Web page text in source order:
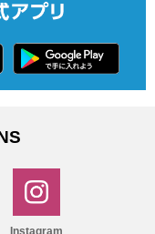
Instagram